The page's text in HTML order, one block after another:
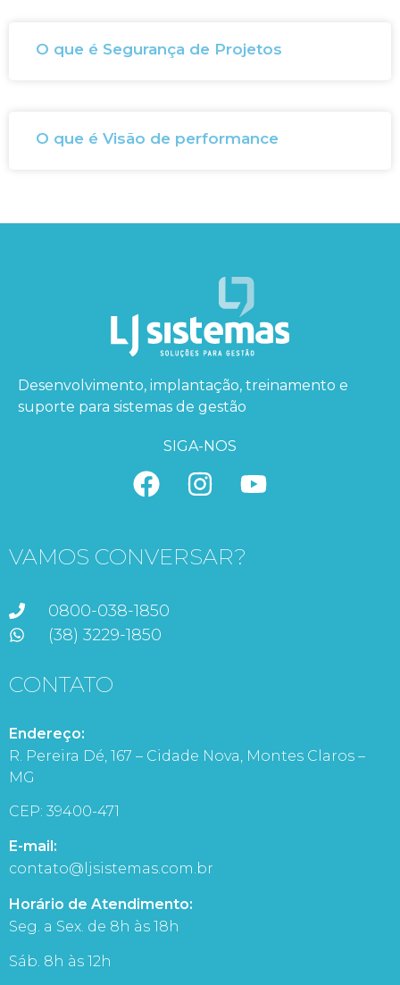
O que é Segurança de Projetos
O que é Visão de performance
Desenvolvimento, implantação, treinamento e
suporte para sistemas de gestão
SIGA-NOS
VAMOS CONVERSAR?
0800-038-1850
(38) 3229-1850
CONTATO
Endereço:
R. Pereira Dé, 167 – Cidade Nova, Montes Claros –
MG
CEP: 39400-471
E-mail:
contato@ljsistemas.com.br
Horário de Atendimento:
Seg. a Sex. de 8h às 18h
Sáb. 8h às 12h